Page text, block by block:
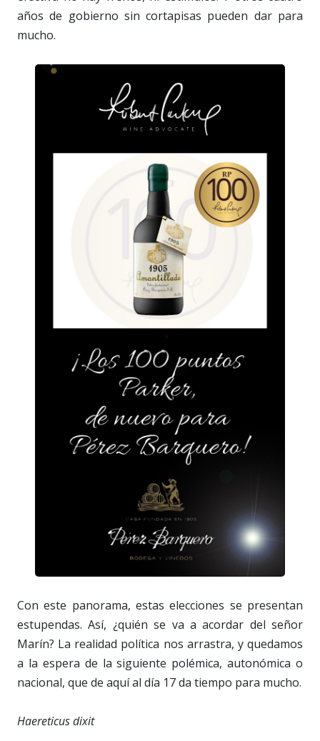
años de gobierno sin cortapisas pueden dar para
mucho.
Con este panorama, estas elecciones se presentan
estupendas. Así, ¿quién se va a acordar del señor
Marín? La realidad política nos arrastra, y quedamos
a la espera de la siguiente polémica, autonómica o
nacional, que de aquí al día 17 da tiempo para mucho.
Haereticus dixit